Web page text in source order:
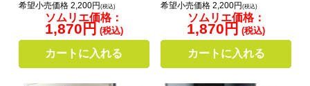
希望小売価格 2,200円 (税込)
ソムリエ価格：
1,870円 (税込)
カートに入れる
希望小売価格 2,200円(税込)
ソムリエ価格：
1,870円 (税込)
カートに入れる